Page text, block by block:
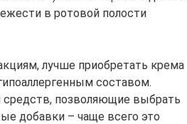
в ротовой полости
лучше приобретать крема
составом.
позволяющие выбрать
добавки – чаще всего это